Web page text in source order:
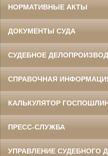
НОРМАТИВНЫЕ АКТЫ
ДОКУМЕНТЫ СУДА
СУДЕБНОЕ
СПРАВОЧНАЯ
КАЛЬКУЛЯТОР
ПРЕСС-СЛУЖБА
УПРАВЛЕНИЕ СУДЕБНОГО